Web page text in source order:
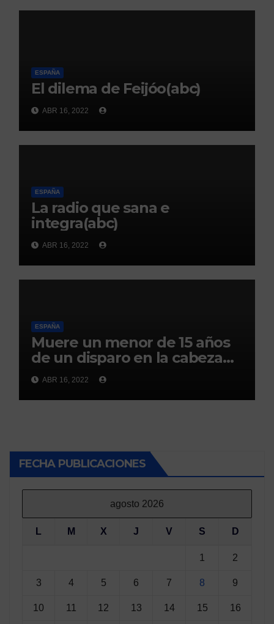
ESPAÑA
El dilema de Feijóo(abc)
ABR 16, 2022
ESPAÑA
La radio que sana e
integra(abc)
ABR 16, 2022
ESPAÑA
Muere un menor de 15 años
de un disparo en la cabeza
en Ceuta(abc)
ABR 16, 2022
FECHA PUBLICACIONES
agosto 2026
L M X J V S D
1 2
3 4 5 6 7 8 9
10 11 12 13 14 15 16